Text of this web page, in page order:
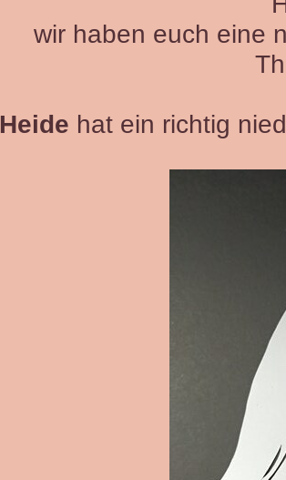
wir haben euch eine
Heide hat ein richtig